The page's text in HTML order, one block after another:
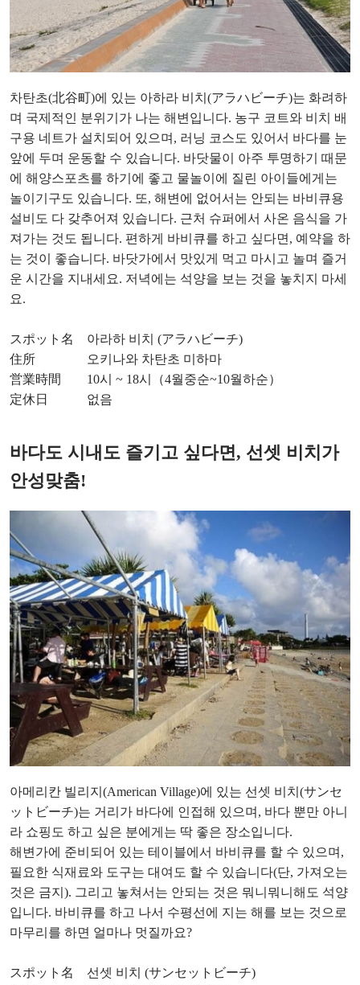
차탄초(北谷町)에 있는 아하라 비치(アラハビーチ)는 화려하
며 국제적인 분위기가 나는 해변입니다. 농구 코트와 비치 배
구용 네트가 설치되어 있으며, 러닝 코스도 있어서 바다를 눈
앞에 두며 운동할 수 있습니다. 바닷물이 아주 투명하기 때문
에 해양스포츠를 하기에 좋고 물놀이에 질린 아이들에게는
놀이기구도 있습니다. 또, 해변에 없어서는 안되는 바비큐용
설비도 다 갖추어져 있습니다. 근처 슈퍼에서 사온 음식을 가
져가는 것도 됩니다. 편하게 바비큐를 하고 싶다면, 예약을 하
는 것이 좋습니다. 바닷가에서 맛있게 먹고 마시고 놀며 즐거
운 시간을 지내세요. 저녁에는 석양을 보는 것을 놓치지 마세
요.
スポット名 아라하 비치 (アラハビーチ)
住所 오키나와 차탄초 미하마
営業時間 10시 ~ 18시（4월중순~10월하순）
定休日 없음
바다도 시내도 즐기고 싶다면, 선셋 비치가
안성맞춤!
아메리칸 빌리지(American Village)에 있는 선셋 비치(サンセ
ットビーチ)는 거리가 바다에 인접해 있으며, 바다 뿐만 아니
라 쇼핑도 하고 싶은 분에게는 딱 좋은 장소입니다.
해변가에 준비되어 있는 테이블에서 바비큐를 할 수 있으며,
필요한 식재료와 도구는 대여도 할 수 있습니다(단, 가져오는
것은 금지). 그리고 놓쳐서는 안되는 것은 뭐니뭐니해도 석양
입니다. 바비큐를 하고 나서 수평선에 지는 해를 보는 것으로
마무리를 하면 얼마나 멋질까요?
スポット名 선셋 비치 (サンセットビーチ)